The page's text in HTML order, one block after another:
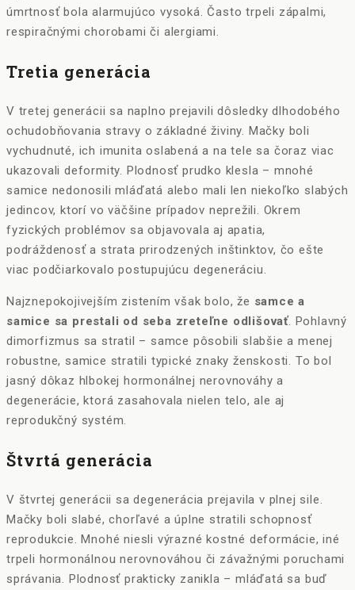
úmrtnosť bola alarmujúco vysoká. Často trpeli zápalmi,
respiračnými chorobami či alergiami.
Tretia generácia
V tretej generácii sa naplno prejavili dôsledky dlhodobého
ochudobňovania stravy o základné živiny. Mačky boli
vychudnuté, ich imunita oslabená a na tele sa čoraz viac
ukazovali deformity. Plodnosť prudko klesla – mnohé
samice nedonosili mláďatá alebo mali len niekoľko slabých
jedincov, ktorí vo väčšine prípadov neprežili. Okrem
fyzických problémov sa objavovala aj apatia,
podráždenosť a strata prirodzených inštinktov, čo ešte
viac podčiarkovalo postupujúcu degeneráciu.
Najznepokojivejším zistením však bolo, že samce a
samice sa prestali od seba zreteľne odlišovať. Pohlavný
dimorfizmus sa stratil – samce pôsobili slabšie a menej
robustne, samice stratili typické znaky ženskosti. To bol
jasný dôkaz hlbokej hormonálnej nerovnováhy a
degenerácie, ktorá zasahovala nielen telo, ale aj
reprodukčný systém.
Štvrtá generácia
V štvrtej generácii sa degenerácia prejavila v plnej sile.
Mačky boli slabé, chorľavé a úplne stratili schopnosť
reprodukcie. Mnohé niesli výrazné kostné deformácie, iné
trpeli hormonálnou nerovnováhou či závažnými poruchami
správania. Plodnosť prakticky zanikla – mláďatá sa buď